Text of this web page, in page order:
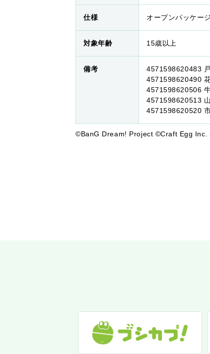
仕様 オープンパッケージ
対象年齢 15歳以上
備考
4571598620483
4571598620490
4571598620506
4571598620513
4571598620520
©BanG Dream! Project ©Craft Egg Inc.